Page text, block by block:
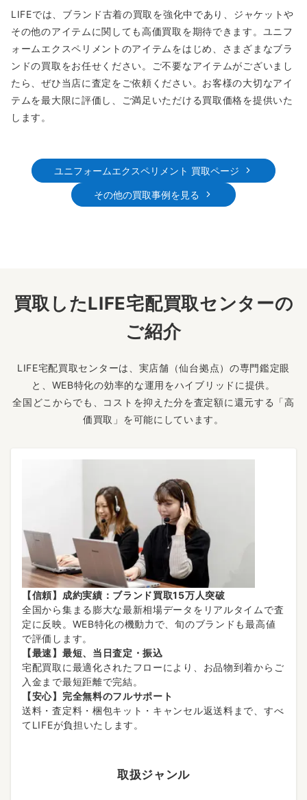
LIFEでは、ブランド古着の買取を強化中であり、ジャケットや
その他のアイテムに関しても高価買取を期待できます。ユニフ
ォームエクスペリメントのアイテムをはじめ、さまざまなブラ
ンドの買取をお任せください。ご不要なアイテムがございまし
たら、ぜひ当店に査定をご依頼ください。お客様の大切なアイ
テムを最大限に評価し、ご満足いただける買取価格を提供いた
します。
ユニフォームエクスペリメント 買取ページ
その他の買取事例を見る
買取したLIFE宅配買取センターの
ご紹介
LIFE宅配買取センターは、実店舗（仙台拠点）の専門鑑定眼
と、WEB特化の効率的な運用をハイブリッドに提供。
全国どこからでも、コストを抑えた分を査定額に還元する「高
価買取」を可能にしています。
【信頼】成約実績：ブランド買取15万人突破
全国から集まる膨大な最新相場データをリアルタイムで査
定に反映。WEB特化の機動力で、旬のブランドも最高値
で評価します。
【最速】最短、当日査定・振込
宅配買取に最適化されたフローにより、お品物到着からご
入金まで最短距離で完結。
【安心】完全無料のフルサポート
送料・査定料・梱包キット・キャンセル返送料まで、すべ
てLIFEが負担いたします。
取扱ジャンル